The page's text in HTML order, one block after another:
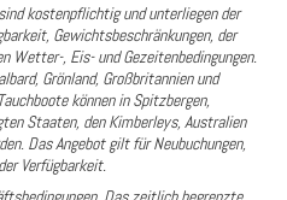
kostenpflichtig und unterliegen der
Gewichtsbeschränkungen, der
Wetter-, Eis- und Gezeitenbedingungen.
Grönland, Großbritannien und
können in Spitzbergen,
Staaten, den Kimberleys, Australien
Das Angebot gilt für Neubuchungen,
Verfügbarkeit.